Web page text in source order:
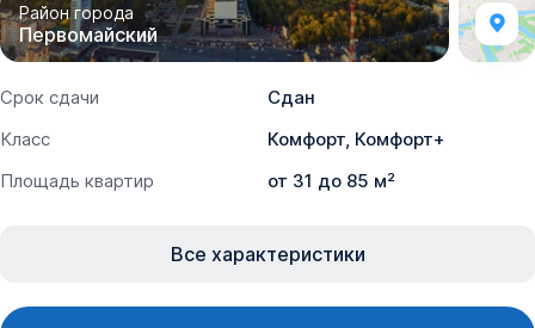
Район города
Первомайский
Срок сдачи
Сдан
Класс
Комфорт, Комфорт+
Площадь квартир
от 31 до 85 м²
Все характеристики